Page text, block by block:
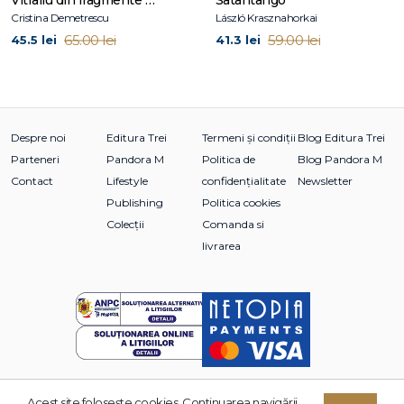
Cristina Demetrescu
45.5 lei 65.00 lei
László Krasznahorkai
41.3 lei 59.00 lei
Despre noi
Parteneri
Contact
Editura Trei
Pandora M
Lifestyle
Publishing
Colecții
Termeni și condiții
Politica de
confidențialitate
Politica cookies
Comanda si
livrarea
Blog Editura Trei
Blog Pandora M
Newsletter